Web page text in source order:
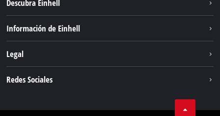
Descubra Einhell
Servicio
Información de Einhell
Einhell global
Legal
Redes Sociales